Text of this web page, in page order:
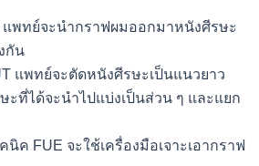
พทย์จะนำกราฟผมออกมาหนังศีรษะ
กัน
แพทย์จะตัดหนังศีรษะเป็นแนวยาว
ะที่ได้จะนำไปแบ่งเป็นส่วน ๆ และแยก
ค FUE จะใช้เครื่องมือเจาะเอากราฟ